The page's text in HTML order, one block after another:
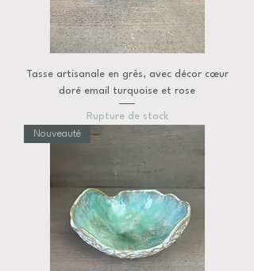
Tasse artisanale en grès, avec décor cœur
doré email turquoise et rose
Rupture de stock
Nouveauté